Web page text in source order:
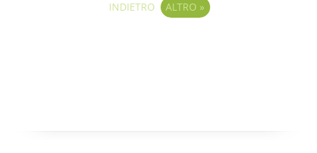
INDIETRO
ALTRO »